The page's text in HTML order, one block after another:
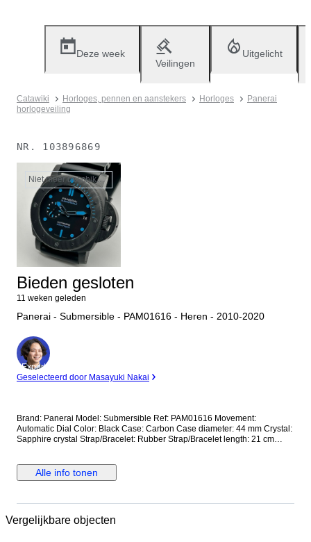
Deze week
Veilingen
Uitgelicht
Catawiki Horloges, pennen en aanstekers Horloges
Panerai
horlogeveiling
NR. 103896869
Niet meer beschikbaar
Bieden gesloten
11 weken geleden
Panerai - Submersible - PAM01616 - Heren - 2010-2020
Expert
Geselecteerd door Masayuki Nakai
Brand: Panerai Model: Submersible Ref: PAM01616 Movement:
Automatic Dial Color: Black Case: Carbon Case diameter: 44 mm Crystal:
Sapphire crystal Strap/Bracelet: Rubber Strap/Bracelet length: 21 cm
**Optional shipping from Europe(EU) is available. Please contact seller
for details.
Alle info tonen
Vergelijkbare objecten